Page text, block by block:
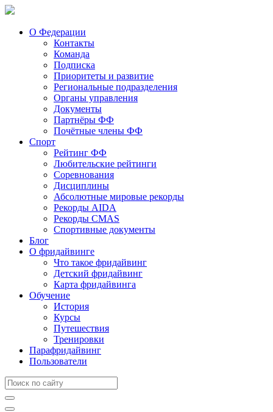
О Федерации
Контакты
Команда
Подписка
Приоритеты и развитие
Региональные подразделения
Органы управления
Документы
Партнёры ФФ
Почётные члены ФФ
Спорт
Рейтинг ФФ
Любительские рейтинги
Соревнования
Дисциплины
Абсолютные мировые рекорды
Рекорды AIDA
Рекорды CMAS
Спортивные документы
Блог
О фридайвинге
Что такое фридайвинг
Детский фридайвинг
Карта фридайвинга
Обучение
История
Курсы
Путешествия
Тренировки
Парафридайвинг
Пользователи